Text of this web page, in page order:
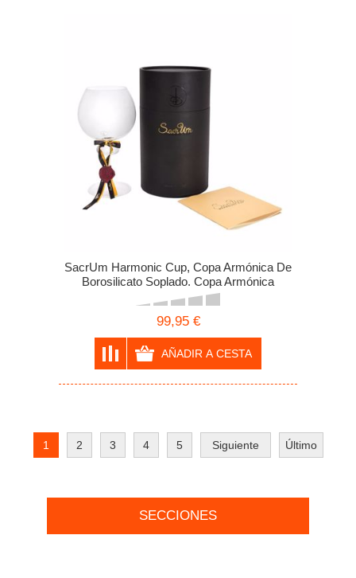
SacrUm Harmonic Cup, Copa Armónica De
Borosilicato Soplado. Copa Armónica
Artesanal Para Rituales Holísticos, Made In
Italy
99,95 €
1 2 3 4 5 Siguiente Último
SECCIONES